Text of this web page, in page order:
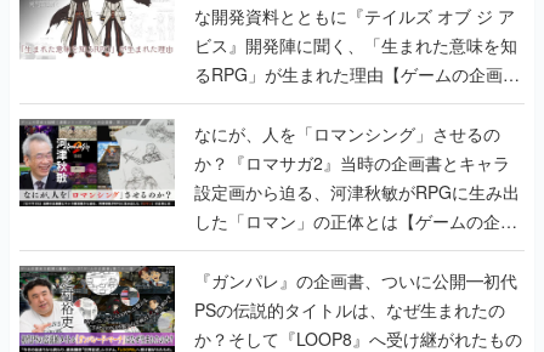
な開発資料とともに『テイルズ オブ ジ ア
ビス』開発陣に聞く、「生まれた意味を知
るRPG」が生まれた理由【ゲームの企画
書】
なにが、人を「ロマンシング」させるの
か？『ロマサガ2』当時の企画書とキャラ
設定画から迫る、河津秋敏がRPGに生み出
した「ロマン」の正体とは【ゲームの企画
書】
『ガンパレ』の企画書、ついに公開━初代
PSの伝説的タイトルは、なぜ生まれたの
か？そして『LOOP8』へ受け継がれたもの